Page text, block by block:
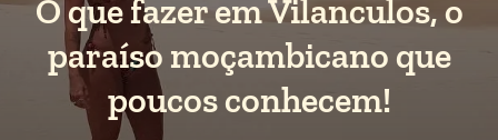
O que fazer em Vilanculos, o
paraíso moçambicano que
poucos conhecem!